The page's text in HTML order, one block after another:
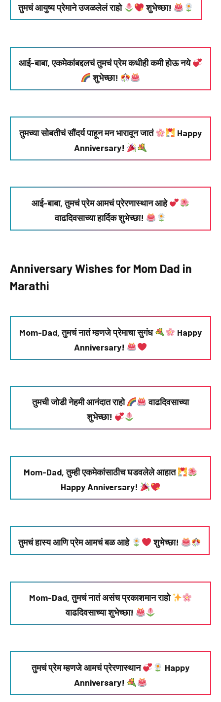
तुमचं आयुष्य प्रेमाने उजळलेलं राहो शुभेच्छा!
आई-बाबा, एकमेकांबद्दलचं तुमचं प्रेम कधीही कमी होऊ नये
शुभेच्छा!
तुमच्या सोबतीचं सौंदर्य पाहून मन भारावून जातं
Happy
Anniversary!
आई-बाबा, तुमचं प्रेम आमचं प्रेरणास्थान आहे
वाढदिवसाच्या हार्दिक शुभेच्छा!
Anniversary Wishes for Mom Dad in
Marathi
Mom-Dad, तुमचं नातं म्हणजे प्रेमाचा सुगंध
Happy
Anniversary!
तुमची जोडी नेहमी आनंदात राहो
वाढदिवसाच्या
शुभेच्छा!
Mom-Dad, तुम्ही एकमेकांसाठीच घडवलेले आहात
Happy Anniversary!
तुमचं हास्य आणि प्रेम आमचं बळ आहे शुभेच्छा!
Mom-Dad, तुमचं नातं असंच प्रकाशमान राहो
वाढदिवसाच्या शुभेच्छा!
तुमचं प्रेम म्हणजे आमचं प्रेरणास्थान
Happy
Anniversary!